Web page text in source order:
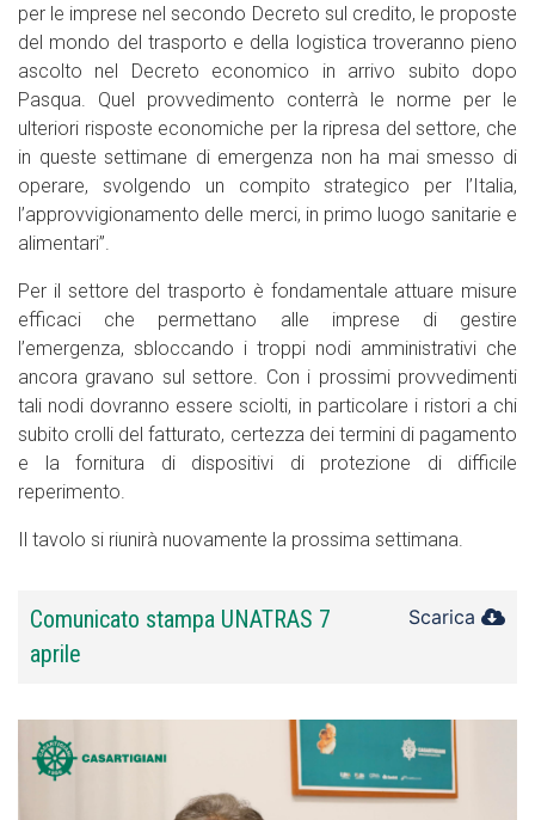
per le imprese nel secondo Decreto sul credito, le proposte
del mondo del trasporto e della logistica troveranno pieno
ascolto nel Decreto economico in arrivo subito dopo
Pasqua. Quel provvedimento conterrà le norme per le
ulteriori risposte economiche per la ripresa del settore, che
in queste settimane di emergenza non ha mai smesso di
operare, svolgendo un compito strategico per l’Italia,
l’approvvigionamento delle merci, in primo luogo sanitarie e
alimentari”.
Per il settore del trasporto è fondamentale attuare misure
efficaci che permettano alle imprese di gestire
l’emergenza, sbloccando i troppi nodi amministrativi che
ancora gravano sul settore. Con i prossimi provvedimenti
tali nodi dovranno essere sciolti, in particolare i ristori a chi
subito crolli del fatturato, certezza dei termini di pagamento
e la fornitura di dispositivi di protezione di difficile
reperimento.
Il tavolo si riunirà nuovamente la prossima settimana.
Comunicato stampa UNATRAS 7
aprile
Scarica